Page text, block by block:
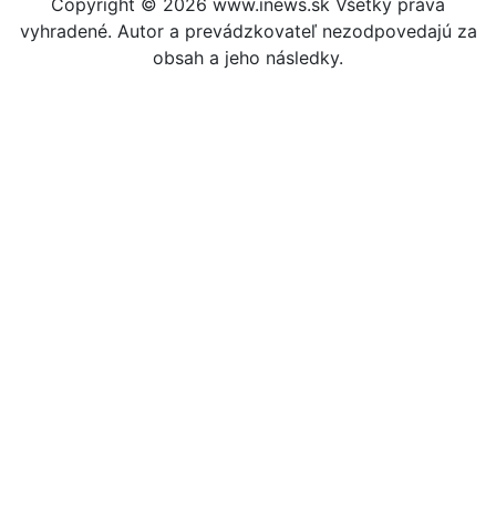
vyhradené. Autor a prevádzkovateľ nezodpovedajú za
obsah a jeho následky.